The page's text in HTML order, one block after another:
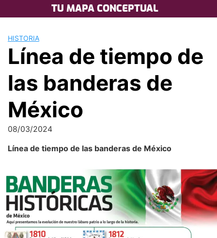
to
TU MAPA CONCEPTUAL
HISTORIA
Línea de tiempo de
las banderas de
México
08/03/2024
Línea de tiempo de las banderas de México